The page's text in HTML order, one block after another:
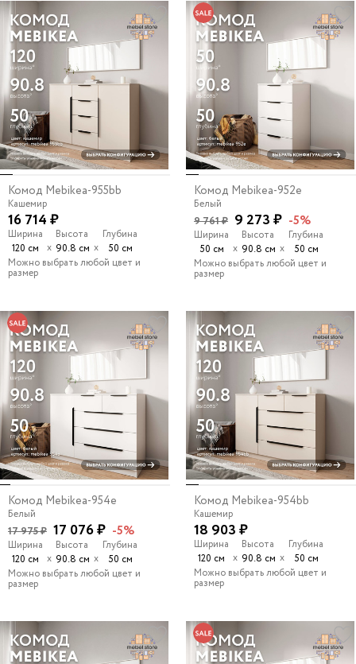
Комод Mebikea-955bb
Кашемир
16 714 ₽
Ширина
120 см
х
Высота
90.8 см х
Глубина
50 см
Можно выбрать любой цвет и
размер
Комод Mebikea-952e
Белый
9 761 ₽ 9 273 ₽ -5%
Ширина
50 см
х
Высота
90.8 см х
Глубина
50 см
Можно выбрать любой цвет и
размер
Комод Mebikea-954e
Белый
17 975 ₽ 17 076 ₽ -5%
Ширина
120 см
х
Высота
90.8 см х
Глубина
50 см
Можно выбрать любой цвет и
размер
Комод Mebikea-954bb
Кашемир
18 903 ₽
Ширина
120 см
х
Высота
90.8 см х
Глубина
50 см
Можно выбрать любой цвет и
размер